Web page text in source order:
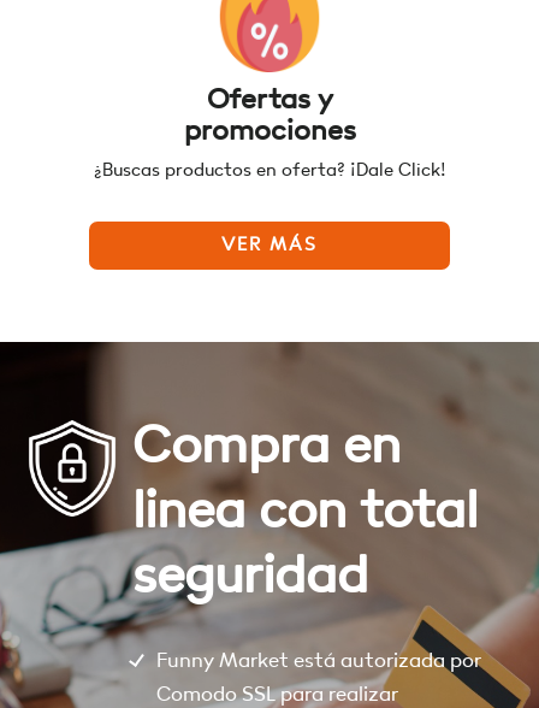
Ofertas y
promociones
¿Buscas productos en oferta? ¡Dale Click!
VER MÁS
Compra en
linea con total
seguridad
Funny Market está autorizada por
Comodo SSL para realizar